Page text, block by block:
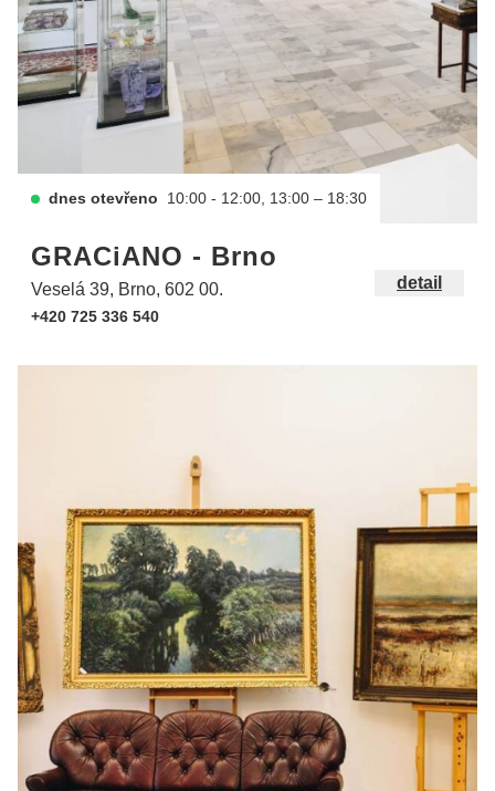
dnes otevřeno 10:00 - 12:00, 13:00 – 18:30
GRACiANO - Brno
Veselá 39, Brno, 602 00.
+420 725 336 540
detail